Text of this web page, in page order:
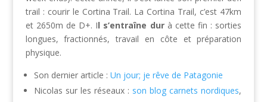
trail : courir le Cortina Trail. La Cortina Trail, c’est 47km
et 2650m de D+. Il s’entraîne durà cette fin : sorties
longues, fractionnés, travail en côte et préparation
physique.
Son dernier article : Un jour; je rêve de Patagonie
Nicolas sur les réseaux : son blog carnets nordiques,